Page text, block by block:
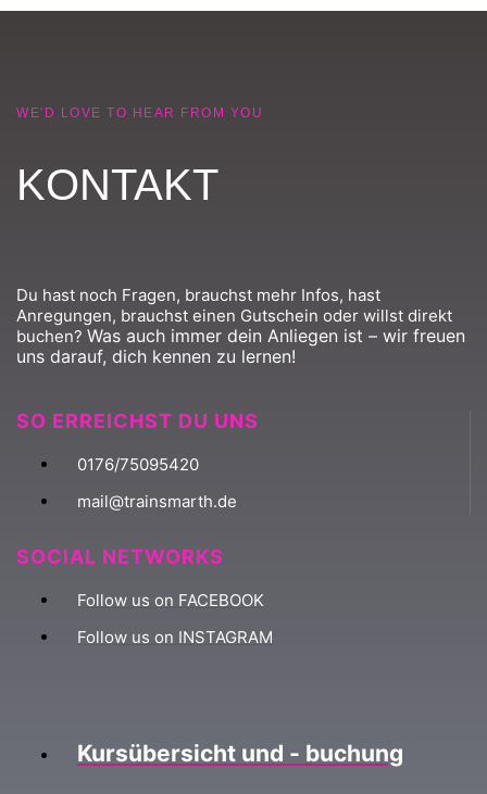
WE'D LOVE TO HEAR FROM YOU
KONTAKT
Du hast noch Fragen, brauchst mehr Infos, hast
Anregungen, brauchst einen Gutschein oder willst direkt
buchen? Was auch immer dein Anliegen ist – wir freuen
uns darauf, dich kennen zu lernen!
SO ERREICHST DU UNS
0176/75095420
mail@trainsmarth.de
SOCIAL NETWORKS
Follow us on FACEBOOK
Follow us on INSTAGRAM
Kursübersicht und - buchung